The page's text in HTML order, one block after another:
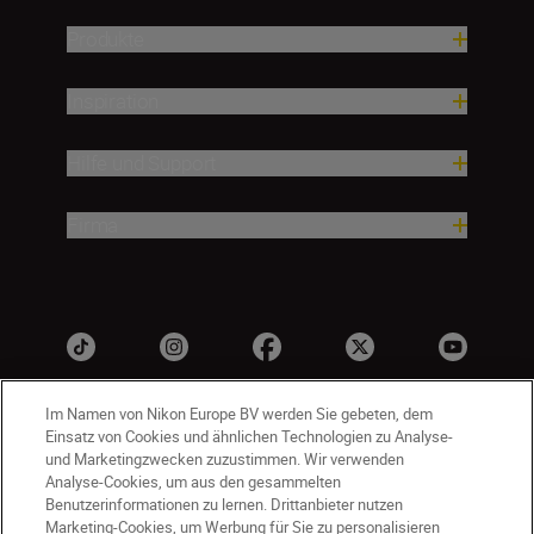
Im Namen von Nikon Europe BV werden Sie gebeten, dem
Einsatz von Cookies und ähnlichen Technologien zu Analyse-
und Marketingzwecken zuzustimmen. Wir verwenden
Analyse-Cookies, um aus den gesammelten
Benutzerinformationen zu lernen. Drittanbieter nutzen
Marketing-Cookies, um Werbung für Sie zu personalisieren